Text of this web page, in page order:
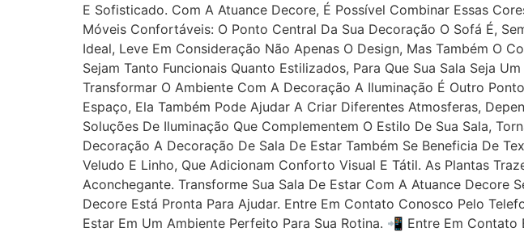
E Sofisticado. Com A Atuance Decore, É Possível Combinar Essas
Móveis Confortáveis: O Ponto Central Da Sua Decoração O Sofá É,
Ideal, Leve Em Consideração Não Apenas O Design, Mas Também O
Sejam Tanto Funcionais Quanto Estilizados, Para Que Sua Sala Seja
Transformar O Ambiente Com A Decoração A Iluminação É Outro
Espaço, Ela Também Pode Ajudar A Criar Diferentes Atmosferas,
Soluções De Iluminação Que Complementem O Estilo De Sua Sala,
Decoração A Decoração De Sala De Estar Também Se Beneficia De
Veludo E Linho, Que Adicionam Conforto Visual E Tátil. As Plantas
Aconchegante. Transforme Sua Sala De Estar Com A Atuance Decore
Decore Está Pronta Para Ajudar. Entre Em Contato Conosco Pelo
Estar Em Um Ambiente Perfeito Para Sua Rotina. 📲 Entre Em